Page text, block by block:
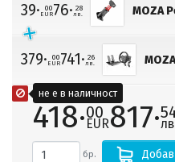
39· 00
EUR76· 28
лв. MOZA
379· 00
EUR741· 26
лв.
418·00
EUR817·
бр.
не е в наличност